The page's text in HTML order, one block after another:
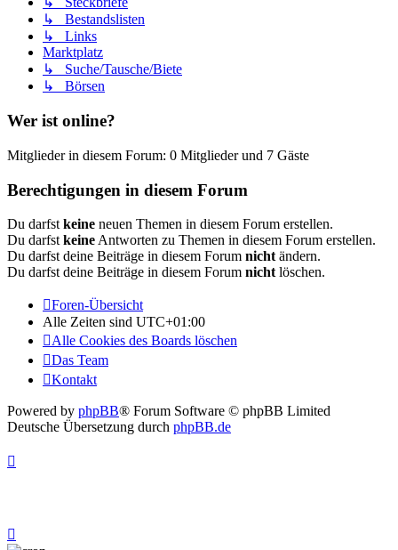
↳ Bestandslisten
↳ Links
Marktplatz
↳ Suche/Tausche/Biete
↳ Börsen
Wer ist online?
Mitglieder in diesem Forum: 0 Mitglieder und 7 Gäste
Berechtigungen in diesem Forum
Du darfst keine neuen Themen in diesem Forum erstellen.
Du darfst keine Antworten zu Themen in diesem Forum erstellen.
Du darfst deine Beiträge in diesem Forum nicht ändern.
Du darfst deine Beiträge in diesem Forum nicht löschen.
Foren-Übersicht
Alle Zeiten sind UTC+01:00
Alle Cookies des Boards löschen
Das Team
Kontakt
Powered by phpBB® Forum Software © phpBB Limited
Deutsche Übersetzung durch phpBB.de